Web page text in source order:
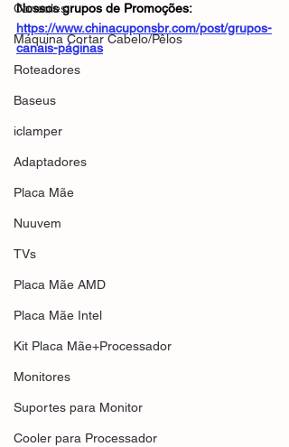
Consoles
Máquina Cortar Cabelo/Pêlos
Roteadores
Baseus
iclamper
Adaptadores
Placa Mãe
Nuuvem
TVs
Placa Mãe AMD
Placa Mãe Intel
Kit Placa Mãe+Processador
Monitores
Suportes para Monitor
Cooler para Processador
Nossos grupos de Promoções:
https://www.chinacuponsbr.com/post/grupos-
canais-páginas